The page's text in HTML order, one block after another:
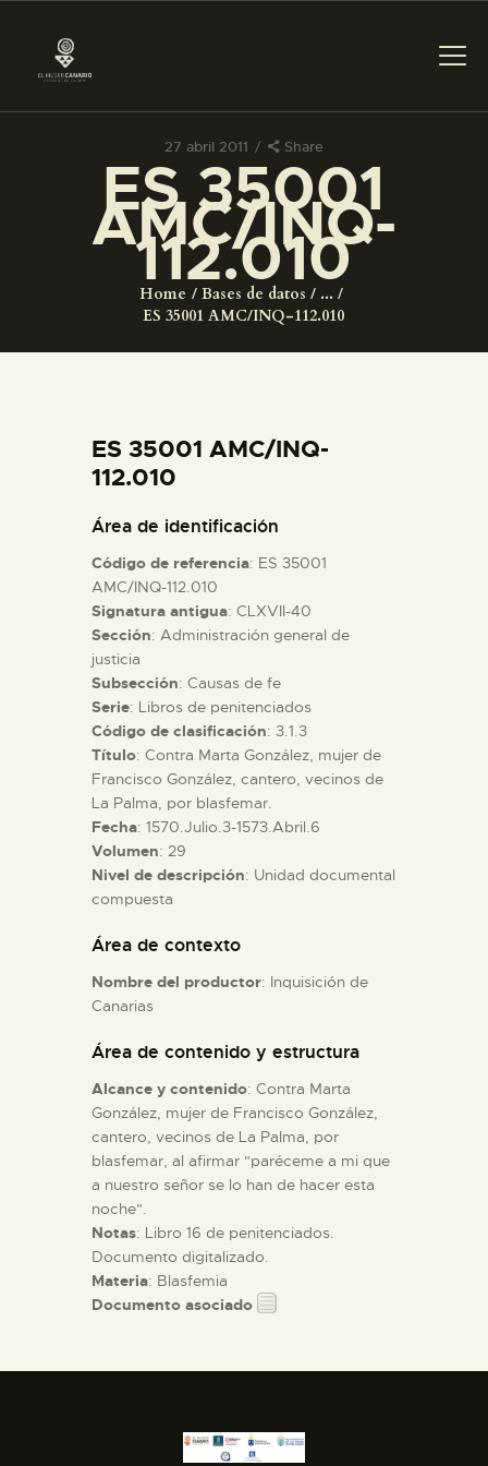
27 abril 2011 Share
ES 35001
AMC/INQ-
112.010
Home Bases de datos
...
ES 35001 AMC/INQ-112.010
PREPARAR LA VISITA
ACTIVIDADES
COLECCIONES
ESPAÑOL
PREPARAR LA VISITA
ACTIVIDADES
█
EL MUSEO
COLECCIONES
ES 35001 AMC/INQ-
112.010
Área de identificación
Código de referencia: ES 35001
AMC/INQ-112.010
Signatura antigua: CLXVII-40
Sección: Administración general de
justicia
Subsección: Causas de fe
Serie: Libros de penitenciados
Código de clasificación: 3.1.3
Título: Contra Marta González, mujer de
Francisco González, cantero, vecinos de
La Palma, por blasfemar.
Fecha: 1570.Julio.3-1573.Abril.6
Volumen: 29
Nivel de descripción: Unidad documental
compuesta
Área de contexto
Nombre del productor: Inquisición de
Canarias
Área de contenido y estructura
Alcance y contenido: Contra Marta
González, mujer de Francisco González,
cantero, vecinos de La Palma, por
blasfemar, al afirmar "paréceme a mi que
a nuestro señor se lo han de hacer esta
noche".
Notas: Libro 16 de penitenciados.
Documento digitalizado.
Materia: Blasfemia
Documento asociado